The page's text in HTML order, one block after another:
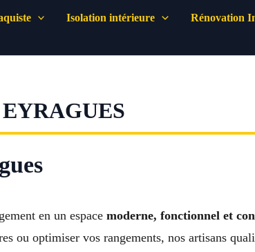
Isolation intérieure
Rénovation
en un espace moderne, fonctionnel et
ou optimiser vos rangements, nos artisans